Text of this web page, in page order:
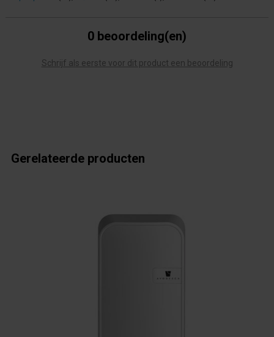
0 beoordeling(en)
Schrijf als eerste voor dit product een beoordeling
Gerelateerde producten